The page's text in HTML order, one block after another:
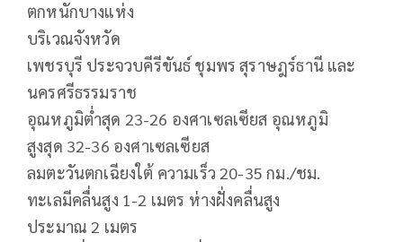
ตกหนักบางแห่ง
บริเวณจังหวัด
เพชรบุรี ประจวบคีรีขันธ์ ชุมพร สุราษฎร์ธานี และ
นครศรีธรรมราช
อุณหภูมิต่ำสุด 23-26 องศาเซลเซียส อุณหภูมิ
สูงสุด 32-36 องศาเซลเซียส
ลมตะวันตกเฉียงใต้ ความเร็ว 20-35 กม./ชม.
ทะเลมีคลื่นสูง 1-2 เมตร ห่างฝั่งคลื่นสูง
ประมาณ 2 เมตร